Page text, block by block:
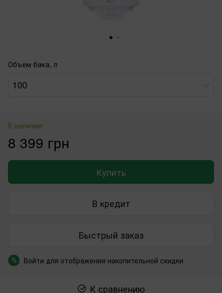
Объем бака, л
100
В наличии
8 399 грн
Купить
В кредит
Быстрый заказ
% Войти для отображения накопительной скидки
К сравнению